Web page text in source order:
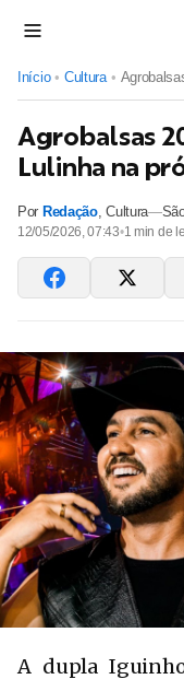
Início • Cultura •
Agrobalsas
Lulinha na
Por Redação,Cultura—
12/05/2026, 07:43•1 min de
A dupla